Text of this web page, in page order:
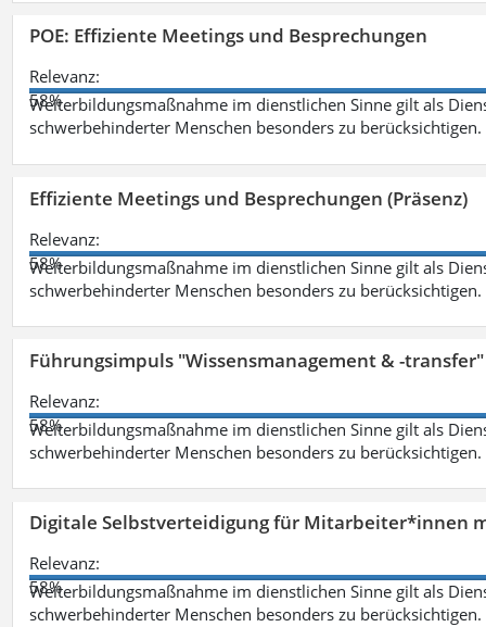
POE: Effiziente Meetings und Besprechungen
Relevanz:
58%
Weiterbildungsmaßnahme im dienstlichen Sinne gilt als
schwerbehinderter Menschen besonders zu berücksichtigen.
Effiziente Meetings und Besprechungen (Präsenz)
Relevanz:
58%
Weiterbildungsmaßnahme im dienstlichen Sinne gilt als
schwerbehinderter Menschen besonders zu berücksichtigen.
Führungsimpuls "Wissensmanagement & -
Relevanz:
58%
Weiterbildungsmaßnahme im dienstlichen Sinne gilt als
schwerbehinderter Menschen besonders zu berücksichtigen.
Digitale Selbstverteidigung für Mitarbeiter*innen
Relevanz:
58%
Weiterbildungsmaßnahme im dienstlichen Sinne gilt als
schwerbehinderter Menschen besonders zu berücksichtigen.